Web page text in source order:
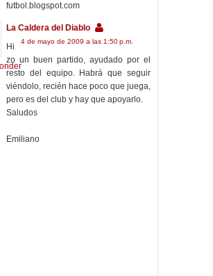
futbol.blogspot.com
La Caldera del Diablo
4 de mayo de 2009 a las 1:50 p.m.
Hi
zo un buen partido, ayudado por el
resto del equipo. Habrá que seguir
viéndolo, recién hace poco que juega,
pero es del club y hay que apoyarlo.
Saludos
Emiliano